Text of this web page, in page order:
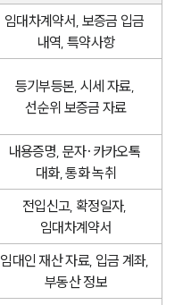
임대차계약서, 보증금 입금
내역, 특약사항
등기부등본, 시세 자료,
선순위 보증금 자료
내용증명, 문자·카카오톡
대화, 통화 녹취
전입신고, 확정일자,
임대차계약서
임대인 재산 자료, 입금 계좌,
부동산 정보